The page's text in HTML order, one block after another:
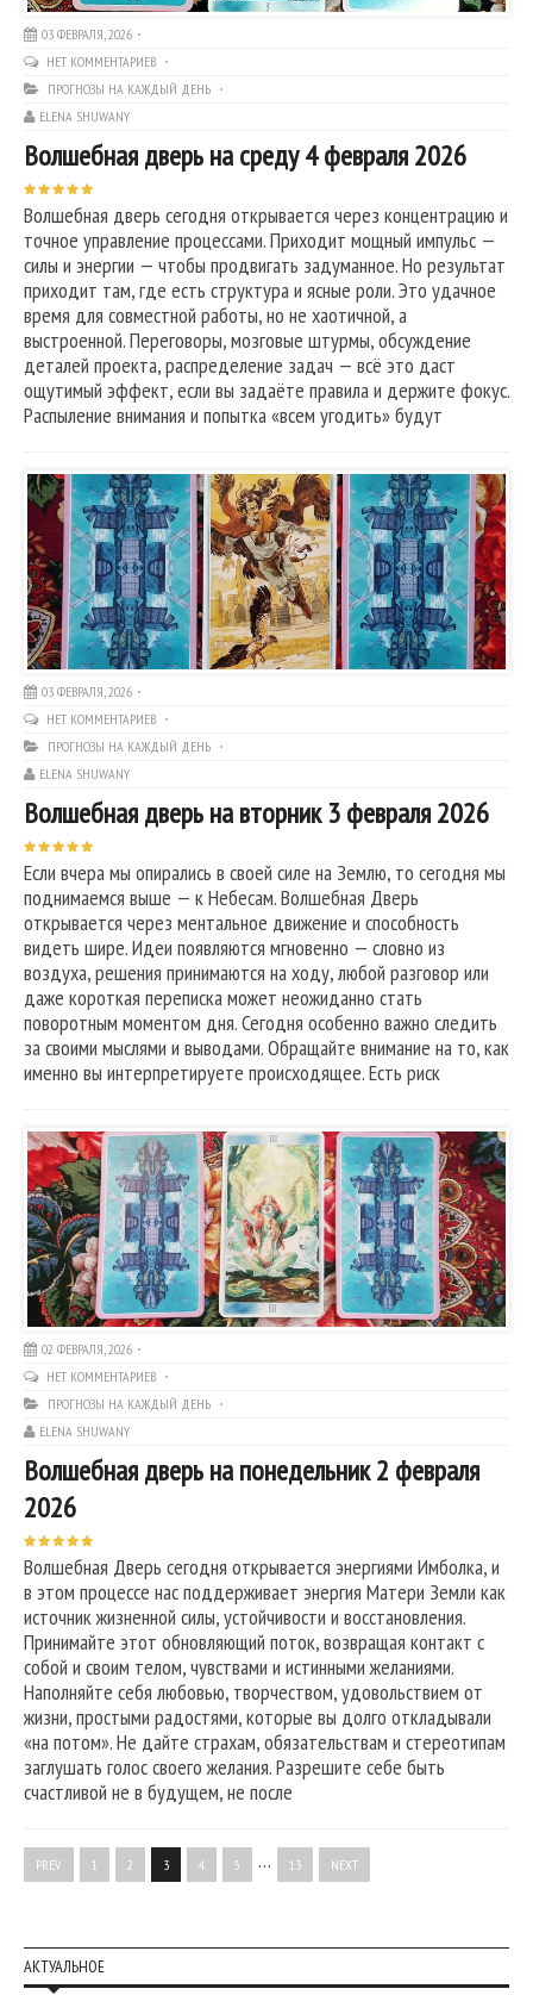
03 ФЕВРАЛЯ, 2026
НЕТ КОММЕНТАРИЕВ
ПРОГНОЗЫ НА КАЖДЫЙ ДЕНЬ
ELENA SHUWANY
Волшебная дверь на среду 4 февраля 2026
Волшебная дверь сегодня открывается через концентрацию и
точное управление процессами. Приходит мощный импульс —
силы и энергии — чтобы продвигать задуманное. Но результат
приходит там, где есть структура и ясные роли. Это удачное
время для совместной работы, но не хаотичной, а
выстроенной. Переговоры, мозговые штурмы, обсуждение
деталей проекта, распределение задач — всё это даст
ощутимый эффект, если вы задаёте правила и держите фокус.
Распыление внимания и попытка «всем угодить» будут
03 ФЕВРАЛЯ, 2026
НЕТ КОММЕНТАРИЕВ
ПРОГНОЗЫ НА КАЖДЫЙ ДЕНЬ
ELENA SHUWANY
Волшебная дверь на вторник 3 февраля 2026
Если вчера мы опирались в своей силе на Землю, то сегодня мы
поднимаемся выше — к Небесам. Волшебная Дверь
открывается через ментальное движение и способность
видеть шире. Идеи появляются мгновенно — словно из
воздуха, решения принимаются на ходу, любой разговор или
даже короткая переписка может неожиданно стать
поворотным моментом дня. Сегодня особенно важно следить
за своими мыслями и выводами. Обращайте внимание на то, как
именно вы интерпретируете происходящее. Есть риск
02 ФЕВРАЛЯ, 2026
НЕТ КОММЕНТАРИЕВ
ПРОГНОЗЫ НА КАЖДЫЙ ДЕНЬ
ELENA SHUWANY
Волшебная дверь на понедельник 2 февраля
2026
Волшебная Дверь сегодня открывается энергиями Имболка, и
в этом процессе нас поддерживает энергия Матери Земли как
источник жизненной силы, устойчивости и восстановления.
Принимайте этот обновляющий поток, возвращая контакт с
собой и своим телом, чувствами и истинными желаниями.
Наполняйте себя любовью, творчеством, удовольствием от
жизни, простыми радостями, которые вы долго откладывали
«на потом». Не дайте страхам, обязательствам и стереотипам
заглушать голос своего желания. Разрешите себе быть
счастливой не в будущем, не после
PREV 1 2 3 4 5 … 13 NEXT
АКТУАЛЬНОЕ